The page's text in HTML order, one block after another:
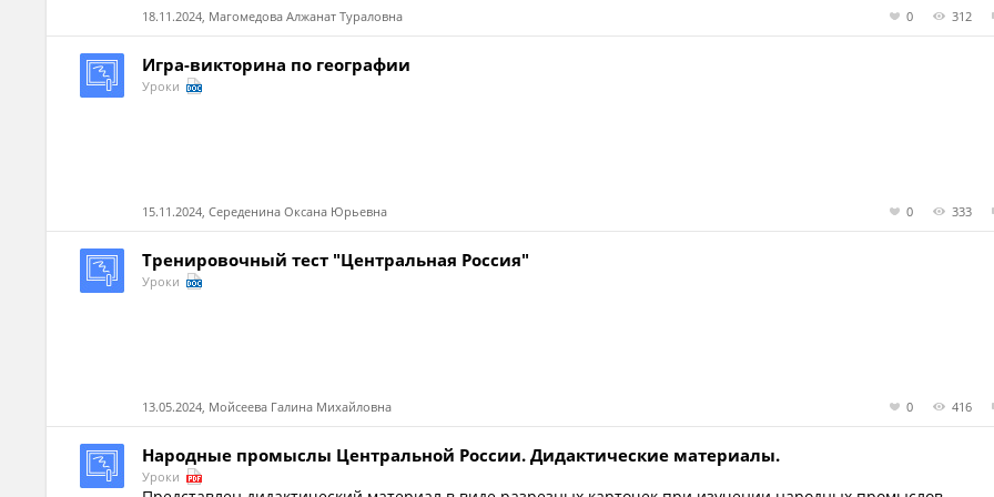
18.11.2024, Магомедова Алжанат Тураловна 0 312
Игра-викторина по географии
Уроки
15.11.2024, Середенина Оксана Юрьевна 0 333
Тренировочный тест "Центральная Россия"
Уроки
13.05.2024, Мойсеева Галина Михайловна 0 416
Народные промыслы Центральной России. Дидактические материалы.
Уроки